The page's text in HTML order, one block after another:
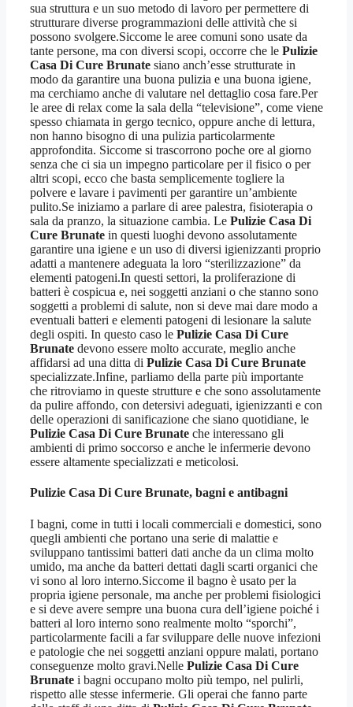
sua struttura e un suo metodo di lavoro per permettere di
strutturare diverse programmazioni delle attività che si
possono svolgere.Siccome le aree comuni sono usate da
tante persone, ma con diversi scopi, occorre che le Pulizie
Casa Di Cure Brunate siano anch’esse strutturate in
modo da garantire una buona pulizia e una buona igiene,
ma cerchiamo anche di valutare nel dettaglio cosa fare.Per
le aree di relax come la sala della “televisione”, come viene
spesso chiamata in gergo tecnico, oppure anche di lettura,
non hanno bisogno di una pulizia particolarmente
approfondita. Siccome si trascorrono poche ore al giorno
senza che ci sia un impegno particolare per il fisico o per
altri scopi, ecco che basta semplicemente togliere la
polvere e lavare i pavimenti per garantire un’ambiente
pulito.Se iniziamo a parlare di aree palestra, fisioterapia o
sala da pranzo, la situazione cambia. Le Pulizie Casa Di
Cure Brunate in questi luoghi devono assolutamente
garantire una igiene e un uso di diversi igienizzanti proprio
adatti a mantenere adeguata la loro “sterilizzazione” da
elementi patogeni.In questi settori, la proliferazione di
batteri è cospicua e, nei soggetti anziani o che stanno sono
soggetti a problemi di salute, non si deve mai dare modo a
eventuali batteri e elementi patogeni di lesionare la salute
degli ospiti. In questo caso le Pulizie Casa Di Cure
Brunate devono essere molto accurate, meglio anche
affidarsi ad una ditta di Pulizie Casa Di Cure Brunate
specializzate.Infine, parliamo della parte più importante
che ritroviamo in queste strutture e che sono assolutamente
da pulire affondo, con detersivi adeguati, igienizzanti e con
delle operazioni di sanificazione che siano quotidiane, le
Pulizie Casa Di Cure Brunate che interessano gli
ambienti di primo soccorso e anche le infermerie devono
essere altamente specializzati e meticolosi.
Pulizie Casa Di Cure Brunate, bagni e antibagni
I bagni, come in tutti i locali commerciali e domestici, sono
quegli ambienti che portano una serie di malattie e
sviluppano tantissimi batteri dati anche da un clima molto
umido, ma anche da batteri dettati dagli scarti organici che
vi sono al loro interno.Siccome il bagno è usato per la
propria igiene personale, ma anche per problemi fisiologici
e si deve avere sempre una buona cura dell’igiene poiché i
batteri al loro interno sono realmente molto “sporchi”,
particolarmente facili a far sviluppare delle nuove infezioni
e patologie che nei soggetti anziani oppure malati, portano
conseguenze molto gravi.Nelle Pulizie Casa Di Cure
Brunate i bagni occupano molto più tempo, nel pulirli,
rispetto alle stesse infermerie. Gli operai che fanno parte